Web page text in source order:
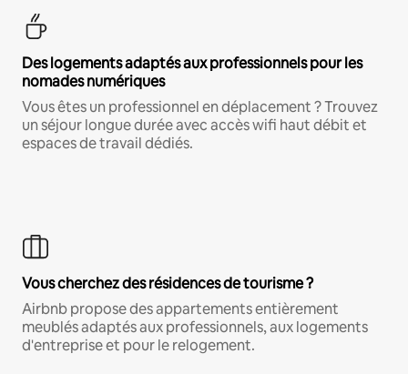
Des logements adaptés aux professionnels pour les
nomades numériques
Vous êtes un professionnel en déplacement ? Trouvez
un séjour longue durée avec accès wifi haut débit et
espaces de travail dédiés.
Vous cherchez des résidences de tourisme ?
Airbnb propose des appartements entièrement
meublés adaptés aux professionnels, aux logements
d'entreprise et pour le relogement.